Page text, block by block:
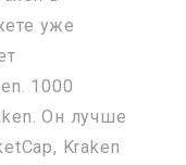
уже
1000
Он лучше
Kraken